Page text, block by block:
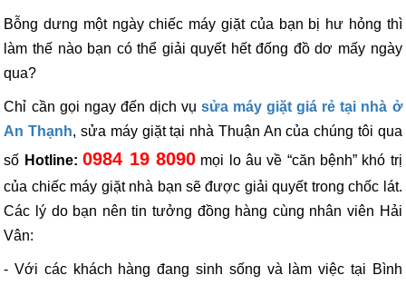
Bỗng dưng một ngày chiếc máy giặt của bạn bị hư hỏng thì
làm thế nào bạn có thể giải quyết hết đống đồ dơ mấy ngày
qua?
Chỉ cần gọi ngay đến dịch vụ sửa máy giặt giá rẻ tại nhà ở
An Thạnh, sửa máy giặt tại nhà Thuận An của chúng tôi qua
số Hotline:0984 19 8090mọi lo âu về “căn bệnh” khó trị
của chiếc máy giặt nhà bạn sẽ được giải quyết trong chốc lát.
Các lý do bạn nên tin tưởng đồng hàng cùng nhân viên Hải
Vân:
- Với các khách hàng đang sinh sống và làm việc tại Bình